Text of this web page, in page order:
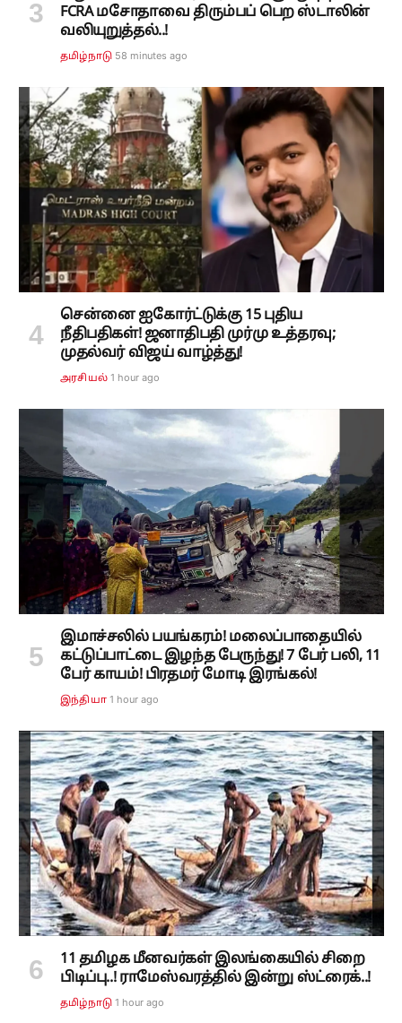
FCRA மசோதாவை திரும்பப் பெற ஸ்டாலின்
வலியுறுத்தல்..!
தமிழ்நாடு 58 minutes ago
சென்னை ஐகோர்ட்டுக்கு 15 புதிய
நீதிபதிகள்! ஜனாதிபதி முர்மு உத்தரவு;
முதல்வர் விஜய் வாழ்த்து!
அரசியல் 1 hour ago
இமாச்சலில் பயங்கரம்! மலைப்பாதையில்
கட்டுப்பாட்டை இழந்த பேருந்து! 7 பேர் பலி, 11
பேர் காயம்! பிரதமர் மோடி இரங்கல்!
இந்தியா 1 hour ago
11 தமிழக மீனவர்கள் இலங்கையில் சிறை
பிடிப்பு..! ராமேஸ்வரத்தில் இன்று ஸ்ட்ரைக்..!
தமிழ்நாடு 1 hour ago